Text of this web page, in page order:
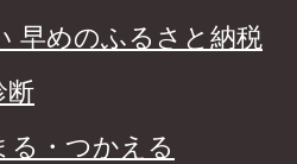
早めのふるさと納税
断
る・つかえる